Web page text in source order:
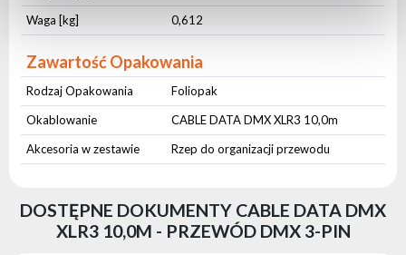
Waga [kg]
0,612
Zawartość Opakowania
Rodzaj Opakowania
Foliopak
Okablowanie
CABLE DATA DMX XLR3 10,0m
Akcesoria w zestawie
Rzep do organizacji przewodu
DOSTĘPNE DOKUMENTY CABLE DATA DMX
XLR3 10,0M - PRZEWÓD DMX 3-PIN